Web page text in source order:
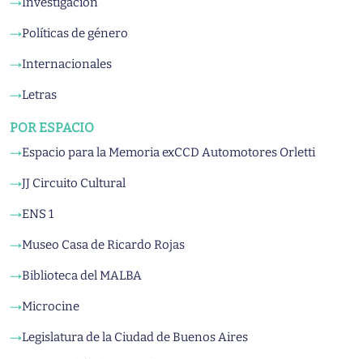
→Políticas de género
→Internacionales
→Letras
POR ESPACIO
→Espacio para la Memoria exCCD Automotores Orletti
→JJ Circuito Cultural
→ENS 1
→Museo Casa de Ricardo Rojas
→Biblioteca del MALBA
→Microcine
→Legislatura de la Ciudad de Buenos Aires